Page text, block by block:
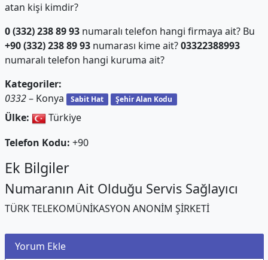
atan kişi kimdir?
0 (332) 238 89 93numaralı telefon hangi firmaya ait? Bu
+90 (332) 238 89 93numarası kime ait?03322388993
numaralı telefon hangi kuruma ait?
Kategoriler:
0332– Konya Sabit Hat Şehir Alan Kodu
Ülke:
Türkiye
Telefon Kodu: +90
Ek Bilgiler
Numaranın Ait Olduğu Servis Sağlayıcı
TÜRK TELEKOMÜNİKASYON ANONİM ŞİRKETİ
Yorum Ekle